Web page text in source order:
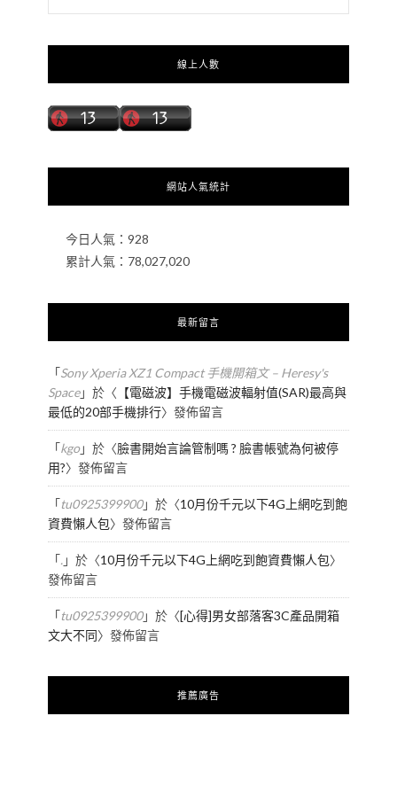
線上人數
網站人氣統計
今日人氣： 928
累計人氣： 78,027,020
最新留言
「Sony Xperia XZ1 Compact 手機開箱文 – Heresy's
Space」於〈 【電磁波】手機電磁波輻射值(SAR)最高與
最低的20部手機排行〉發佈留言
「kgo」於〈臉書開始言論管制嗎 ? 臉書帳號為何被停
用?〉發佈留言
「tu0925399900」於〈10月份千元以下4G上網吃到飽
資費懶人包〉發佈留言
「.」於〈10月份千元以下4G上網吃到飽資費懶人包〉
發佈留言
「tu0925399900」於〈[心得]男女部落客3C產品開箱
文大不同〉發佈留言
推薦廣告